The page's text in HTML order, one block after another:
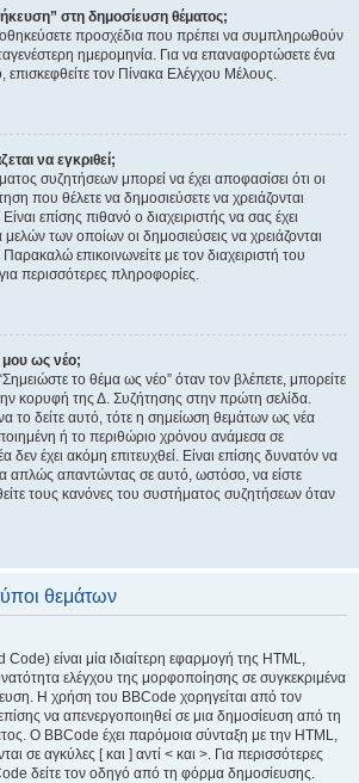
στη δημοσίευση θέματος;
προσχέδια που πρέπει να συμπληρωθούν
ημερομηνία. Για να επαναφορτώσετε ένα
τον Πίνακα Ελέγχου Μέλους.
να εγκριθεί;
συζητήσεων μπορεί να έχει αποφασίσει ότι οι
που θέλετε να δημοσιεύσετε να χρειάζονται
επίσης πιθανό ο διαχειριστής να σας έχει
των οποίων οι δημοσιεύσεις να χρειάζονται
επικοινωνείτε με τον διαχειριστή του
περισσότερες πληροφορίες.
ως νέο;
το θέμα ως νέο” όταν τον βλέπετε, μπορείτε
κορυφή της Δ. Συζήτησης στην πρώτη σελίδα.
το δείτε αυτό, τότε η σημείωση θεμάτων ως νέα
ή το περιθώριο χρόνου ανάμεσα σε
δεν έχει ακόμη επιτευχθεί. Είναι επίσης δυνατόν να
απλώς απαντώντας σε αυτό, ωστόσο, να είστε
τους κανόνες του συστήματος συζητήσεων όταν
θεμάτων
είναι μία ιδιαίτερη εφαρμογή της HTML,
ελέγχου της μορφοποίησης σε συγκεκριμένα
Η χρήση του BBCode χορηγείται από τον
να απενεργοποιηθεί σε μια δημοσίευση από τη
Ο BBCode έχει παρόμοια σύνταξη με την HTML,
σε αγκύλες [ και ] αντί < και >. Για περισσότερες
δείτε τον οδηγό από τη φόρμα δημοσίευσης.